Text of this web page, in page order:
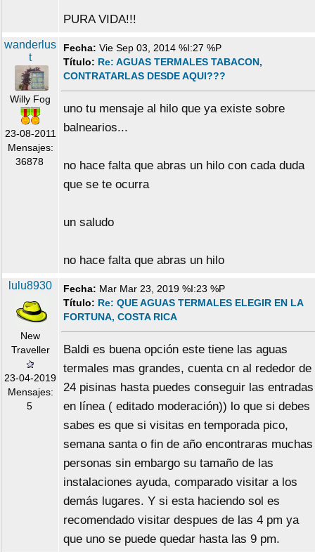
PURA VIDA!!!
wanderlus
t
Willy Fog
23-08-2011
Mensajes:
36878
Fecha: Vie Sep 03, 2014 %I:27 %P
Título: Re: AGUAS TERMALES TABACON,
CONTRATARLAS DESDE AQUI???
uno tu mensaje al hilo que ya existe sobre
balnearios...
no hace falta que abras un hilo con cada duda
que se te ocurra
un saludo
no hace falta que abras un hilo
lulu8930
New
Traveller
23-04-2019
Mensajes:
5
Fecha: Mar Mar 23, 2019 %I:23 %P
Título: Re: QUE AGUAS TERMALES ELEGIR EN LA
FORTUNA, COSTA RICA
Baldi es buena opción este tiene las aguas
termales mas grandes, cuenta cn al rededor de
24 pisinas hasta puedes conseguir las entradas
en línea ( editado moderación)) lo que si debes
sabes es que si visitas en temporada pico,
semana santa o fin de año encontraras muchas
personas sin embargo su tamaño de las
instalaciones ayuda, comparado visitar a los
demás lugares. Y si esta haciendo sol es
recomendado visitar despues de las 4 pm ya
que uno se puede quedar hasta las 9 pm.